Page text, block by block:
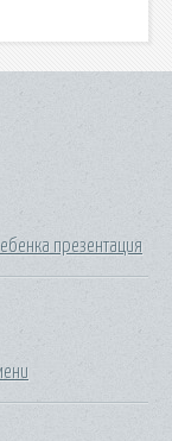
презентация